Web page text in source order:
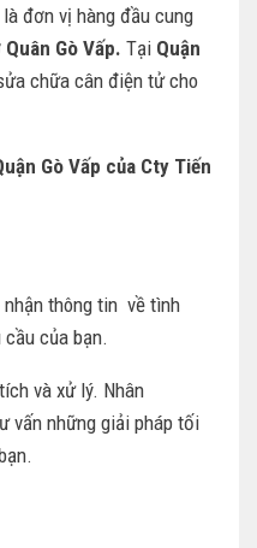
là đơn vị hàng đầu cung
Gò Vấp. Tại Quận
chữa cân điện tử cho
Gò Vấp của Cty Tiến
nhận thông tin về tình
của bạn.
và xử lý. Nhân
vấn những giải pháp tối